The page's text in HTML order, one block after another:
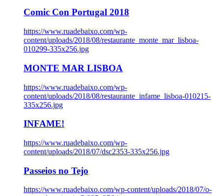
Comic Con Portugal 2018
https://www.ruadebaixo.com/wp-
content/uploads/2018/08/restaurante_monte_mar_lisboa-
010299-335x256.jpg
MONTE MAR LISBOA
https://www.ruadebaixo.com/wp-
content/uploads/2018/08/restaurante_infame_lisboa-010215-
335x256.jpg
INFAME!
https://www.ruadebaixo.com/wp-
content/uploads/2018/07/dsc2353-335x256.jpg
Passeios no Tejo
https://www.ruadebaixo.com/wp-content/uploads/2018/07/o-